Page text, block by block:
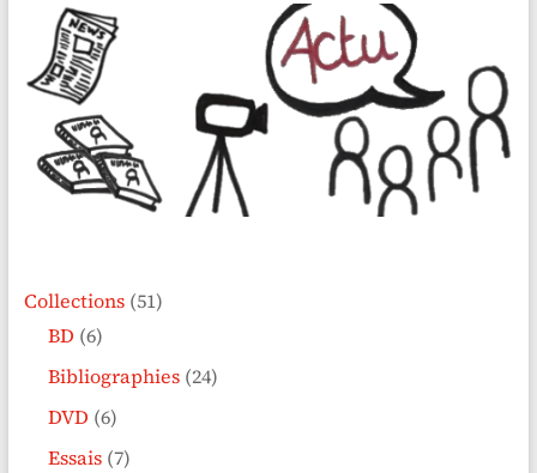
Collections(51)
BD (6)
Bibliographies(24)
DVD (6)
Essais(7)